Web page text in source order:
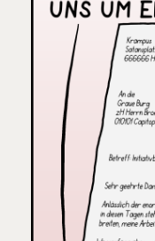
Werde
unsere Wirtschaft
funktioniert.
Netz.
so bleiben.
unterstütze uns